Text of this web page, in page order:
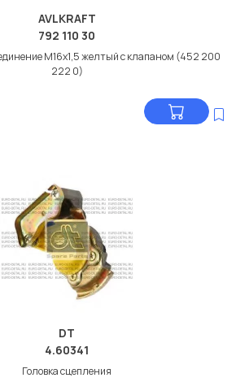
AVLKRAFT
792 110 30
M16x1,5 желтый с клапаном (452 200
222 0)
DT
4.60341
Головка сцепления